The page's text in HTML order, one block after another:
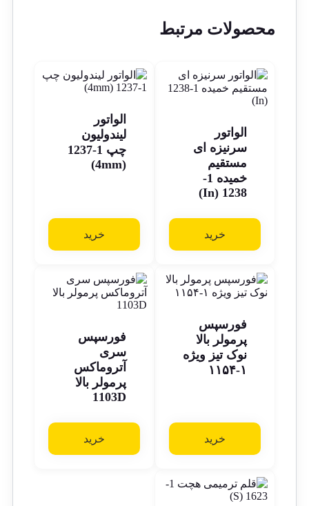
محصولات مرتبط
الواتور
سرنیزه ای
مستقیم
خمیده 1-
1238 (In)
خرید
الواتور
لیندولیون
چپ 1-1237
(4mm)
خرید
فورسپس
پرمولر بالا
نوک تیز ویژه
۱-۱۱۵۴
خرید
فورسپس
سری
آتروماکس
پرمولر بالا
1103D
خرید